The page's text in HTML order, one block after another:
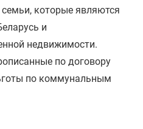
которые являются
и
недвижимости.
по договору
по коммунальным